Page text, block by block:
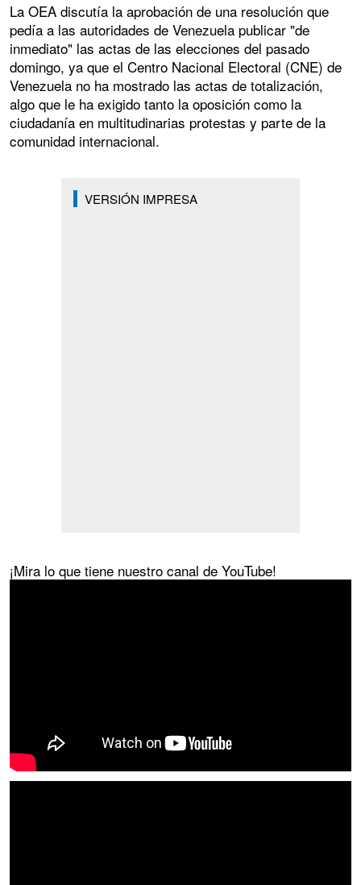
La OEA discutía la aprobación de una resolución que
pedía a las autoridades de Venezuela publicar "de
inmediato" las actas de las elecciones del pasado
domingo, ya que el Centro Nacional Electoral (CNE) de
Venezuela no ha mostrado las actas de totalización,
algo que le ha exigido tanto la oposición como la
ciudadanía en multitudinarias protestas y parte de la
comunidad internacional.
VERSIÓN IMPRESA
¡Mira lo que tiene nuestro canal de YouTube!